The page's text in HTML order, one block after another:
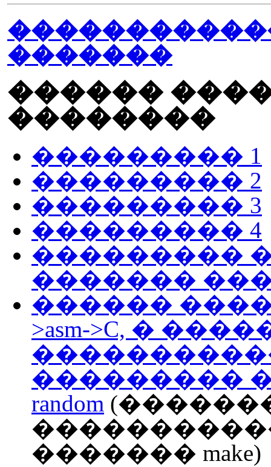
�������
������
��������
��������� 1
��������� 2
��������� 3
��������� 4
���������
�������
������
>asm->C, �
���������
random
������� make)